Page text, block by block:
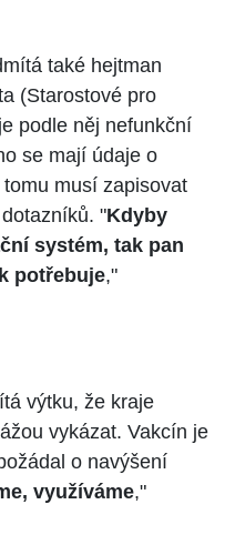
také hejtman
(Starostové pro
podle něj nefunkční
se mají údaje o
musí zapisovat
"Kdyby
systém, tak pan
potřebuje,"
výtku, že kraje
vykázat. Vakcín je
o navýšení
využíváme,"